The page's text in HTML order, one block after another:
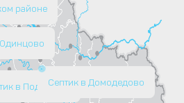
в Подольске
районе
Септик в Домодедово